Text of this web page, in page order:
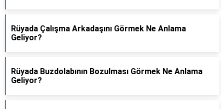
Rüyada Çalışma Arkadaşını Görmek Ne Anlama
Geliyor?
Rüyada Buzdolabının Bozulması Görmek Ne Anlama
Geliyor?